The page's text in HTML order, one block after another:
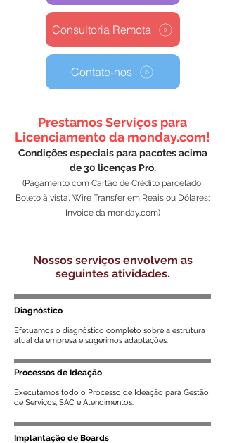
Consultoria Remota
Contate-nos
Prestamos Serviços para
Licenciamento da monday.com!
Condições especiais para pacotes acima
de 30 licenças Pro.
(Pagamento com Cartão de Crédito parcelado,
Boleto à vista, Wire Transfer em Reais ou Dólares;
Invoice da monday.com)
Nossos serviços envolvem as
seguintes atividades.
Diagnóstico
Efetuamos o diagnóstico completo sobre a estrutura
atual da empresa e sugerimos adaptações.
Processos de Ideação
Executamos todo o Processo de Ideação para Gestão
de Serviços, SAC e Atendimentos.
Implantação de Boards